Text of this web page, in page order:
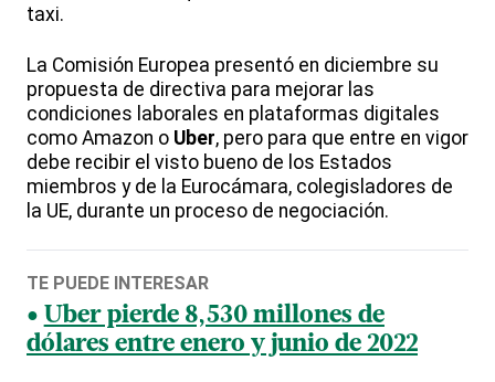
taxi.
La Comisión Europea presentó en diciembre su
propuesta de directiva para mejorar las
condiciones laborales en plataformas digitales
como Amazon o Uber, pero para que entre en vigor
debe recibir el visto bueno de los Estados
miembros y de la Eurocámara, colegisladores de
la UE, durante un proceso de negociación.
TE PUEDE INTERESAR
Uber pierde 8,530 millones de
dólares entre enero y junio de 2022